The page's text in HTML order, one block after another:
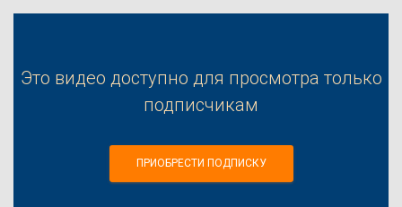
Это видео доступно для просмотра только
подписчикам
ПРИОБРЕСТИ ПОДПИСКУ